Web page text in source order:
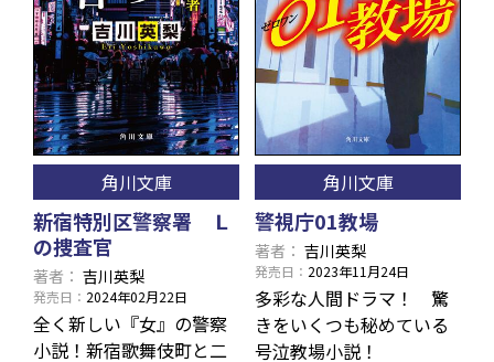
角川文庫
新宿特別区警察署 Ｌ
の捜査官
著者 吉川英梨
発売日 2024年02月22日
全く新しい『女』の警察
小説！新宿歌舞伎町と二
角川文庫
警視庁01教場
著者 吉川英梨
発売日 2023年11月24日
多彩な人間ドラマ！ 驚
きをいくつも秘めている
号泣教場小説！